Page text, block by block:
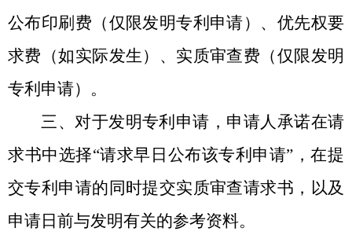
公布印刷费（仅限发明专利申请）、优先权要
求费（如实际发生）、实质审查费（仅限发明
专利申请）。
三、对于发明专利申请，申请人承诺在请
求书中选择“请求早日公布该专利申请”，在提
交专利申请的同时提交实质审查请求书，以及
申请日前与发明有关的参考资料。